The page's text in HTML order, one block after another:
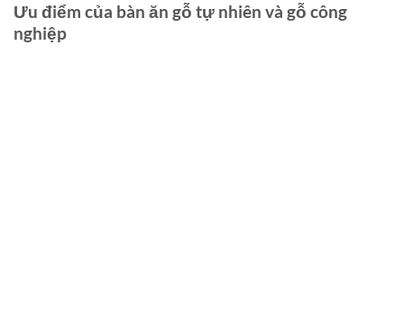
Ưu điểm của bàn ăn gỗ tự nhiên và gỗ công
nghiệp